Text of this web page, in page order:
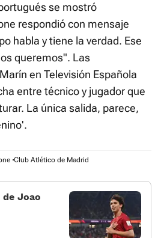
se mostró
respondió con mensaje
habla y tiene la verdad. Ese
queremos". Las
en Televisión Española
entre técnico y jugador que
La única salida, parece,
Club Atlético de Madrid
Joao